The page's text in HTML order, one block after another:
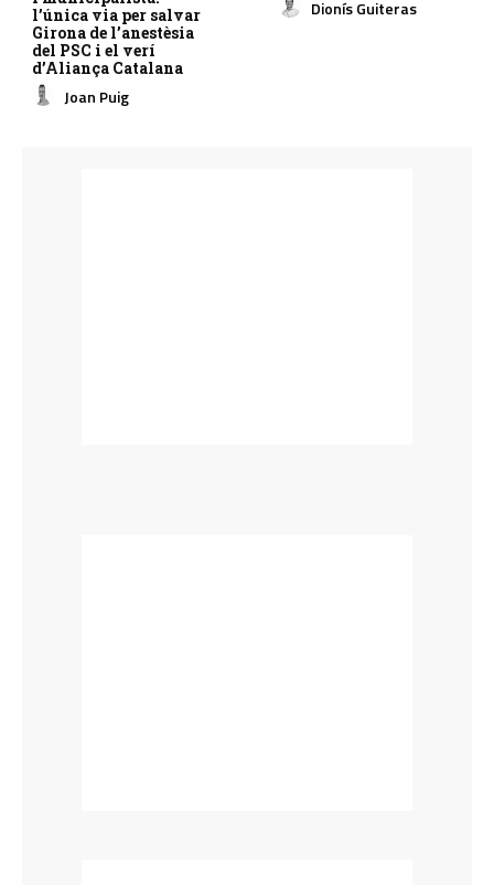
l’única via per salvar
Girona de l’anestèsia
del PSC i el verí
d’Aliança Catalana
Joan Puig
Dionís Guiteras